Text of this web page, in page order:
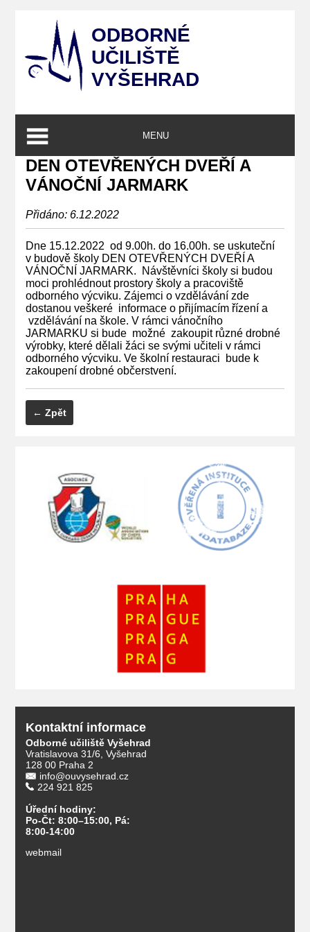
ODBORNÉ
UČILIŠTĚ
VYŠEHRAD
MENU
DEN OTEVŘENÝCH DVEŘÍ A
VÁNOČNÍ JARMARK
Přidáno: 6.12.2022
Dne 15.12.2022 od 9.00h. do 16.00h. se uskuteční
v budově školy DEN OTEVŘENÝCH DVEŘÍ A
VÁNOČNÍ JARMARK. Návštěvníci školy si budou
moci prohlédnout prostory školy a pracoviště
odborného výcviku. Zájemci o vzdělávání zde
dostanou veškeré informace o přijímacím řízení a
vzdělávání na škole. V rámci vánočního
JARMARKU si bude možné zakoupit různé drobné
výrobky, které dělali žáci se svými učiteli v rámci
odborného výcviku. Ve školní restauraci bude k
zakoupení drobné občerstvení.
← Zpět
Kontaktní informace
Odborné učiliště Vyšehrad
Vratislavova 31/6, Vyšehrad
128 00 Praha 2
info@ouvysehrad.cz
224 921 825
Úřední hodiny:
Po-Čt: 8:00–15:00, Pá:
8:00-14:00
webmail